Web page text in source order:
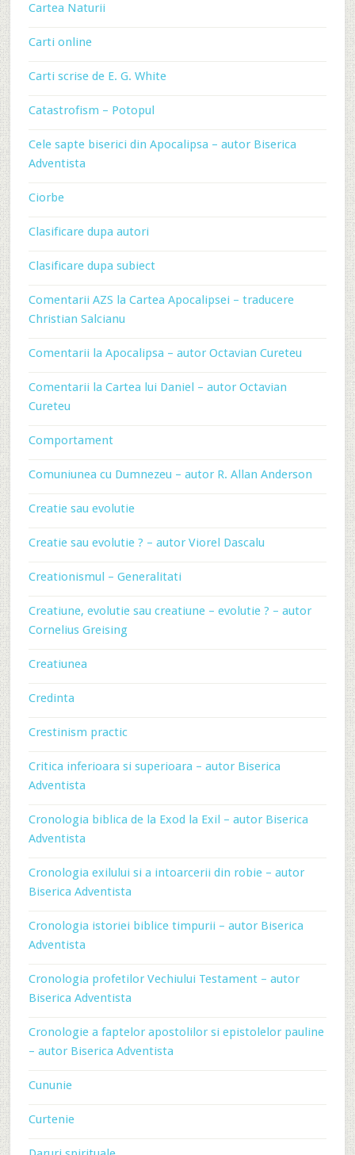
Cartea Naturii
Carti online
Carti scrise de E. G. White
Catastrofism – Potopul
Cele sapte biserici din Apocalipsa – autor Biserica
Adventista
Ciorbe
Clasificare dupa autori
Clasificare dupa subiect
Comentarii AZS la Cartea Apocalipsei – traducere
Christian Salcianu
Comentarii la Apocalipsa – autor Octavian Cureteu
Comentarii la Cartea lui Daniel – autor Octavian
Cureteu
Comportament
Comuniunea cu Dumnezeu – autor R. Allan Anderson
Creatie sau evolutie
Creatie sau evolutie ? – autor Viorel Dascalu
Creationismul – Generalitati
Creatiune, evolutie sau creatiune – evolutie ? – autor
Cornelius Greising
Creatiunea
Credinta
Crestinism practic
Critica inferioara si superioara – autor Biserica
Adventista
Cronologia biblica de la Exod la Exil – autor Biserica
Adventista
Cronologia exilului si a intoarcerii din robie – autor
Biserica Adventista
Cronologia istoriei biblice timpurii – autor Biserica
Adventista
Cronologia profetilor Vechiului Testament – autor
Biserica Adventista
Cronologie a faptelor apostolilor si epistolelor pauline
– autor Biserica Adventista
Cununie
Curtenie